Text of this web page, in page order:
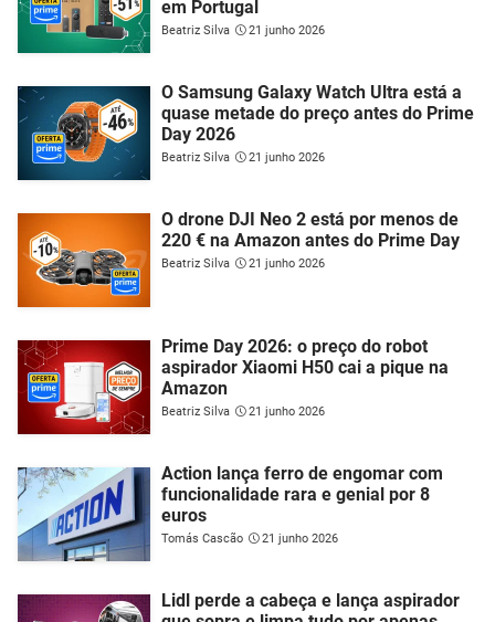
em Portugal
Beatriz Silva 21 junho 2026
O Samsung Galaxy Watch Ultra está a
quase metade do preço antes do Prime
Day 2026
Beatriz Silva 21 junho 2026
O drone DJI Neo 2 está por menos de
220 € na Amazon antes do Prime Day
Beatriz Silva 21 junho 2026
Prime Day 2026: o preço do robot
aspirador Xiaomi H50 cai a pique na
Amazon
Beatriz Silva 21 junho 2026
Action lança ferro de engomar com
funcionalidade rara e genial por 8
euros
Tomás Cascão 21 junho 2026
Lidl perde a cabeça e lança aspirador